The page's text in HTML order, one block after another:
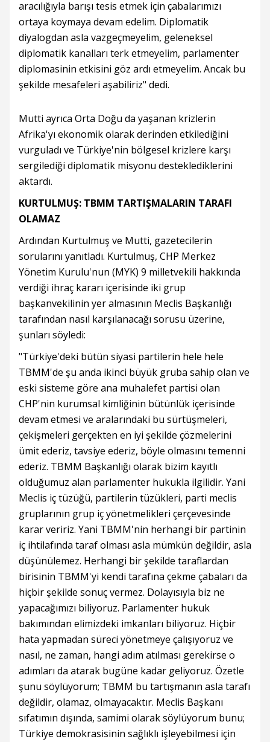
aracılığıyla barışı tesis etmek için çabalarımızı
ortaya koymaya devam edelim. Diplomatik
diyalogdan asla vazgeçmeyelim, geleneksel
diplomatik kanalları terk etmeyelim, parlamenter
diplomasinin etkisini göz ardı etmeyelim. Ancak bu
şekilde mesafeleri aşabiliriz" dedi.
Mutti ayrıca Orta Doğu da yaşanan krizlerin
Afrika'yı ekonomik olarak derinden etkilediğini
vurguladı ve Türkiye'nin bölgesel krizlere karşı
sergilediği diplomatik misyonu desteklediklerini
aktardı.
KURTULMUŞ: TBMM TARTIŞMALARIN TARAFI
OLAMAZ
Ardından Kurtulmuş ve Mutti, gazetecilerin
sorularını yanıtladı. Kurtulmuş, CHP Merkez
Yönetim Kurulu'nun (MYK) 9 milletvekili hakkında
verdiği ihraç kararı içerisinde iki grup
başkanvekilinin yer almasının Meclis Başkanlığı
tarafından nasıl karşılanacağı sorusu üzerine,
şunları söyledi:
"Türkiye'deki bütün siyasi partilerin hele hele
TBMM'de şu anda ikinci büyük gruba sahip olan ve
eski sisteme göre ana muhalefet partisi olan
CHP'nin kurumsal kimliğinin bütünlük içerisinde
devam etmesi ve aralarındaki bu sürtüşmeleri,
çekişmeleri gerçekten en iyi şekilde çözmelerini
ümit ederiz, tavsiye ederiz, böyle olmasını temenni
ederiz. TBMM Başkanlığı olarak bizim kayıtlı
olduğumuz alan parlamenter hukukla ilgilidir. Yani
Meclis iç tüzüğü, partilerin tüzükleri, parti meclis
gruplarının grup iç yönetmelikleri çerçevesinde
karar veririz. Yani TBMM'nin herhangi bir partinin
iç ihtilafında taraf olması asla mümkün değildir, asla
düşünülemez. Herhangi bir şekilde taraflardan
birisinin TBMM'yi kendi tarafına çekme çabaları da
hiçbir şekilde sonuç vermez. Dolayısıyla biz ne
yapacağımızı biliyoruz. Parlamenter hukuk
bakımından elimizdeki imkanları biliyoruz. Hiçbir
hata yapmadan süreci yönetmeye çalışıyoruz ve
nasıl, ne zaman, hangi adım atılması gerekirse o
adımları da atarak bugüne kadar geliyoruz. Özetle
şunu söylüyorum; TBMM bu tartışmanın asla tarafı
değildir, olamaz, olmayacaktır. Meclis Başkanı
sıfatımın dışında, samimi olarak söylüyorum bunu;
Türkiye demokrasisinin sağlıklı işleyebilmesi için